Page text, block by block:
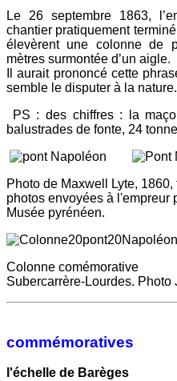
Le 26 septembre 1863,
chantier pratiquement
élevèrent une colonne de
mètres surmontée d’un aigle.
Il aurait prononcé cette
semble le disputer à la
PS : des chiffres : la
balustrades de fonte, 24
Photo de Maxwell Lyte,
photos envoyées à l'empreur
Musée pyrénéen.
Colonne comémorative
Subercarrère-Lourdes. Photo
commémoratives
l'échelle de Barèges